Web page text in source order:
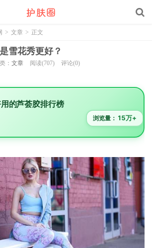
> 文章 > 正文
雪花秀更好？
： 文章 阅读(707) 评论(0)
用的芦荟胶排行榜
浏览量： 15万+